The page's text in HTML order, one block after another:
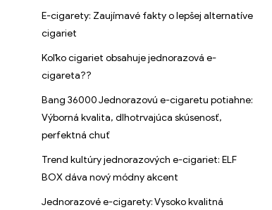
E-cigarety: Zaujímavé fakty o lepšej alternatíve
cigariet
Koľko cigariet obsahuje jednorazová e-
cigareta??
Bang 36000 Jednorazovú e-cigaretu potiahne:
Výborná kvalita, dlhotrvajúca skúsenosť,
perfektná chuť
Trend kultúry jednorazových e-cigariet: ELF
BOX dáva nový módny akcent
Jednorazové e-cigarety: Vysoko kvalitná